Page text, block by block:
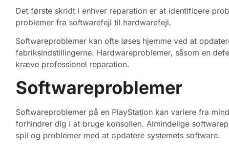
Det første skridt i enhver reparation er at identificere
problemer fra softwarefejl til hardwarefejl.
Softwareproblemer kan ofte løses hjemme ved at
fabriksindstillingerne. Hardwareproblemer, såsom en
kræve professionel reparation.
Softwareproblemer
Softwareproblemer på en PlayStation kan variere fra
forhindrer dig i at bruge konsollen. Almindelige
spil og problemer med at opdatere systemets software.